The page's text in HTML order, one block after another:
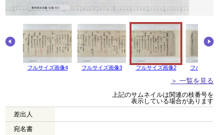
フルサイズ画像4 フルサイズ画像3 フルサイズ画像2 フルサイズ
＞ 一覧を見る
上記のサムネイルは関連の枝番号を
表示している場合があります
差出人
宛名書